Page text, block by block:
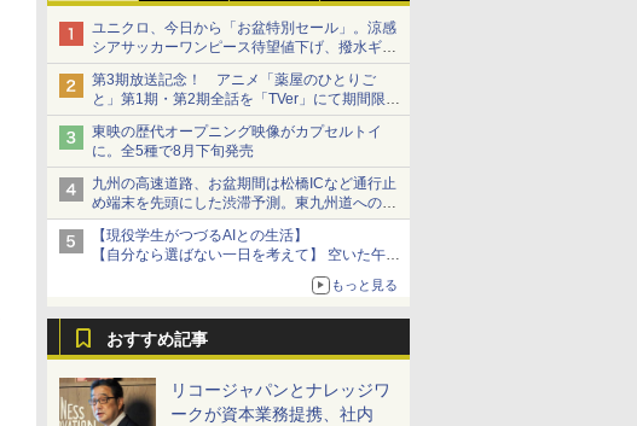
ユニクロ、今日から「お盆特別セール」。涼感
シアサッカーワンピース待望値下げ、撥水ギア
ショーツは1990円に
第3期放送記念！ アニメ「薬屋のひとりご
と」第1期・第2期全話を「TVer」にて期間限定
で順次無料配信開始
東映の歴代オープニング映像がカプセルトイ
に。全5種で8月下旬発売
九州の高速道路、お盆期間は松橋ICなど通行止
め端末を先頭にした渋滞予測。東九州道への迂
回は料金調整を実施
【現役学生がつづるAIとの生活】
【自分なら選ばない一日を考えて】 空いた午後
をチャッピーに捧げたら、思わぬ絶景に出会っ
もっと見る
おすすめ記事
リコージャパンとナレッジワ
ークが資本業務提携、社内